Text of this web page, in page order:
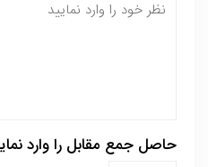
حاصل جمع مقابل را وارد نمایید: